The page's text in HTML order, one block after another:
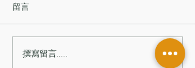
留言
撰寫留言......